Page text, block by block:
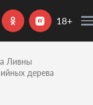
18+
Ливны
дерева